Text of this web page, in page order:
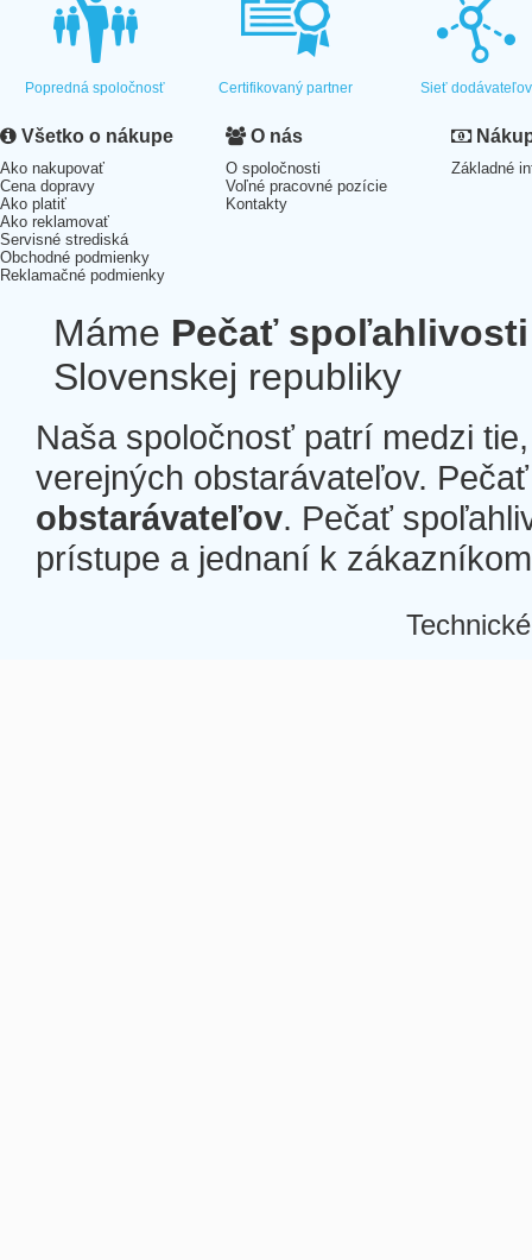
Popredná spoločnosť Certifikovaný partner Sieť dodávateľov
Všetko o nákupe
Ako nakupovať
Cena dopravy
Ako platiť
Ako reklamovať
Servisné strediská
Obchodné podmienky
Reklamačné podmienky
O nás
O spoločnosti
Voľné pracovné pozície
Kontakty
Základné
Máme Pečať spoľahlivosti
Slovenskej republiky
Naša spoločnosť patrí medzi
verejných obstarávateľov.
obstarávateľov. Pečať
prístupe a jednaní k